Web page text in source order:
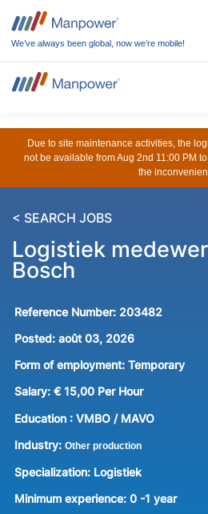
We’ve always been global, now we’re mobile!
Due to site maintenance activities, the
not be available from Aug 2nd 11:00 PM
the
< SEARCH JOBS
Logistiek
Bosch
Reference Number: 203482
Posted: août 03, 2026
Form of employment: Temporary
Salary: € 15,00 Per Hour
Education : VMBO / MAVO
Industry: Other production
Specialization: Logistiek
Minimum experience: 0 -1 year